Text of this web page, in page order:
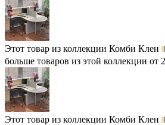
Этот товар из коллекции Комби Клен
больше товаров из этой коллекции от
Этот товар из коллекции Комби Клен